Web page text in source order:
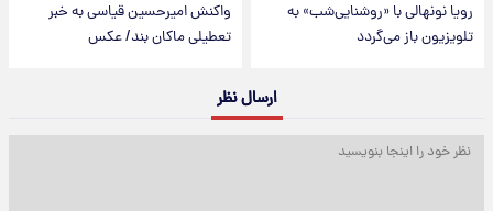
رویا نونهالی با «روشنایی‌شب» به
تلویزیون باز می‌گردد
واکنش امیرحسین قیاسی به خبر
تعطیلی ماکان بند/ عکس
ارسال نظر